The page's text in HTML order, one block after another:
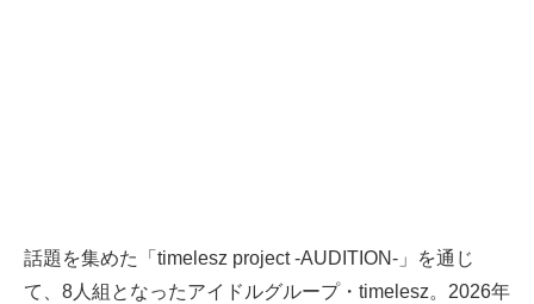
話題を集めた「timelesz project -AUDITION-」を通じ
て、8人組となったアイドルグループ・timelesz。2026年